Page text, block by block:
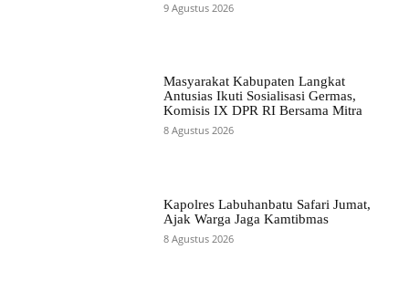
9 Agustus 2026
Masyarakat Kabupaten Langkat
Antusias Ikuti Sosialisasi Germas,
Komisis IX DPR RI Bersama Mitra
8 Agustus 2026
Kapolres Labuhanbatu Safari Jumat,
Ajak Warga Jaga Kamtibmas
8 Agustus 2026